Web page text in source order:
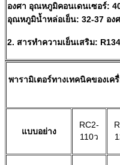
องศา อุณหภูมิคอนเดนเซอร์:
อุณหภูมิน้ำหล่อเย็น: 32-37 อง
2. สารทำความเย็นเสริม:
พารามิเตอร์ทางเทคนิคของเ
แบบอย่าง
RC2-
110ว